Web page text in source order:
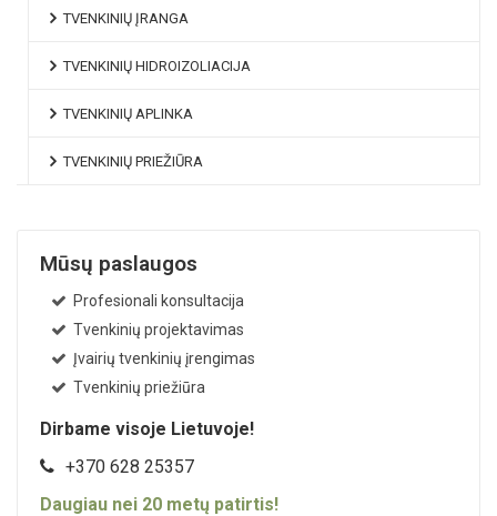
TVENKINIŲ ĮRANGA
TVENKINIŲ HIDROIZOLIACIJA
TVENKINIŲ APLINKA
TVENKINIŲ PRIEŽIŪRA
Mūsų paslaugos
Profesionali konsultacija
Tvenkinių projektavimas
Įvairių tvenkinių įrengimas
Tvenkinių priežiūra
Dirbame visoje Lietuvoje!
+370 628 25357
Daugiau nei 20 metų patirtis!